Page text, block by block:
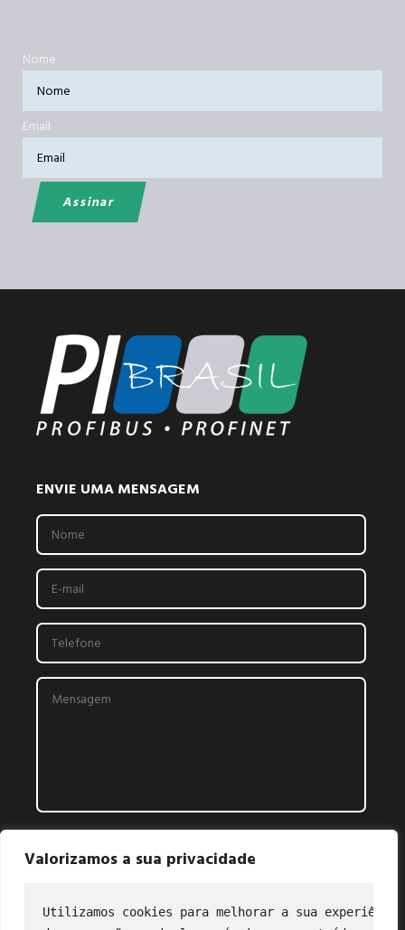
Valorizamos a sua privacidade
Utilizamos cookies para melhorar a sua experiência
Nome
Email
ENVIE UMA MENSAGEM